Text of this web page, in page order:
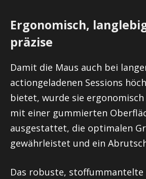
Ergonomisch,
präzise
Damit die Maus auch bei
actiongeladenen Sessions
bietet, wurde sie
mit einer gummierten
ausgestattet, die optimalen
gewährleistet und ein
Das robuste,